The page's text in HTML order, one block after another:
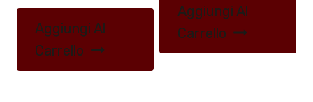
Aggiungi Al
Carrello
Aggiungi Al
Carrello